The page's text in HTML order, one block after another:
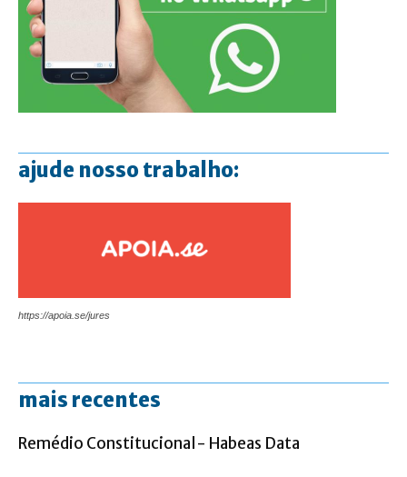
ajude nosso trabalho:
https://apoia.se/jures
mais recentes
Remédio Constitucional- Habeas Data